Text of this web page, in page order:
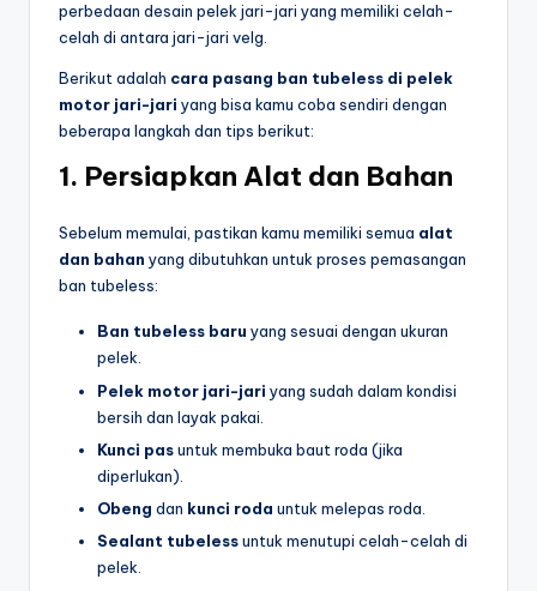
perbedaan desain pelek jari-jari yang memiliki celah-
celah di antara jari-jari velg.
Berikut adalah cara pasang ban tubeless di pelek
motor jari-jari yang bisa kamu coba sendiri dengan
beberapa langkah dan tips berikut:
1. Persiapkan Alat dan Bahan
Sebelum memulai, pastikan kamu memiliki semua alat
dan bahan yang dibutuhkan untuk proses pemasangan
ban tubeless:
Ban tubeless baru yang sesuai dengan ukuran
pelek.
Pelek motor jari-jari yang sudah dalam kondisi
bersih dan layak pakai.
Kunci pasuntuk membuka baut roda (jika
diperlukan).
Obeng dan kunci roda untuk melepas roda.
Sealant tubelessuntuk menutupi celah-celah di
pelek.